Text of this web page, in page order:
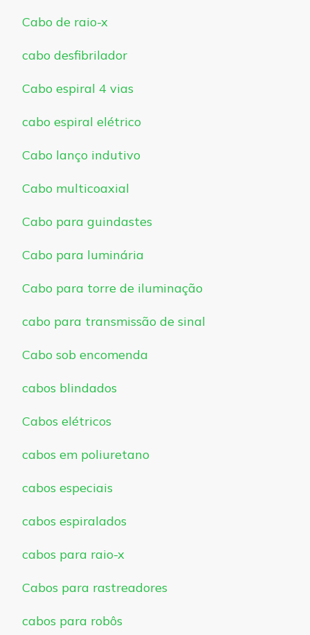
Cabo de raio-x
cabo desfibrilador
Cabo espiral 4 vias
cabo espiral elétrico
Cabo lanço indutivo
Cabo multicoaxial
Cabo para guindastes
Cabo para luminária
Cabo para torre de iluminação
cabo para transmissão de sinal
Cabo sob encomenda
cabos blindados
Cabos elétricos
cabos em poliuretano
cabos especiais
cabos espiralados
cabos para raio-x
Cabos para rastreadores
cabos para robôs